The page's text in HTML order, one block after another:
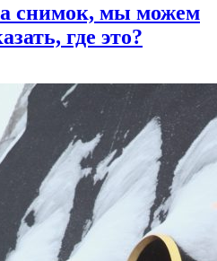
снимок, мы можем
где это?